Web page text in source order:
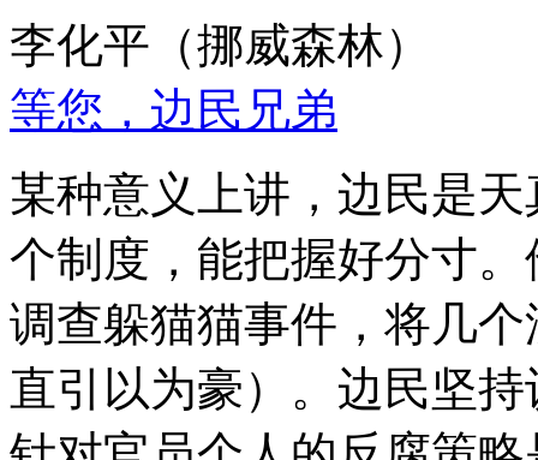
李化平（挪威森林）
等您，边民兄弟
某种意义上讲，边民是
个制度，能把握好分寸
调查躲猫猫事件，将几
直引以为豪）。边民坚